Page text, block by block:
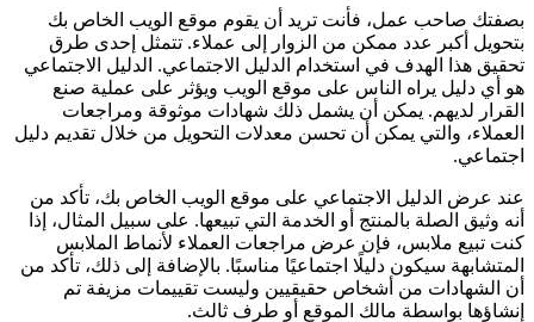
بصفتك صاحب عمل، فأنت تريد أن يقوم موقع الويب الخاص بك
بتحويل أكبر عدد ممكن من الزوار إلى عملاء. تتمثل إحدى طرق
تحقيق هذا الهدف في استخدام الدليل الاجتماعي. الدليل الاجتماعي
هو أي دليل يراه الناس على موقع الويب ويؤثر على عملية صنع
القرار لديهم. يمكن أن يشمل ذلك شهادات موثوقة ومراجعات
العملاء، والتي يمكن أن تحسن معدلات التحويل من خلال تقديم دليل
اجتماعي.
عند عرض الدليل الاجتماعي على موقع الويب الخاص بك، تأكد من
أنه وثيق الصلة بالمنتج أو الخدمة التي تبيعها. على سبيل المثال، إذا
كنت تبيع ملابس، فإن عرض مراجعات العملاء لأنماط الملابس
المتشابهة سيكون دليلًا اجتماعيًا مناسبًا. بالإضافة إلى ذلك، تأكد من
أن الشهادات من أشخاص حقيقيين وليست تقييمات مزيفة تم
إنشاؤها بواسطة مالك الموقع أو طرف ثالث.